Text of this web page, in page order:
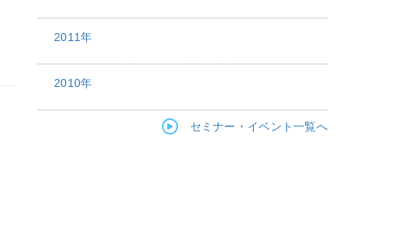
2011年
2010年
セミナー・イベント一覧へ